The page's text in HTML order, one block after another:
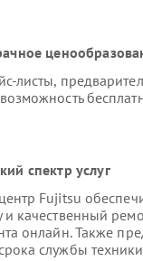
листы,
спектр услуг
Fujitsu
и качественный
онлайн. Также
службы техники